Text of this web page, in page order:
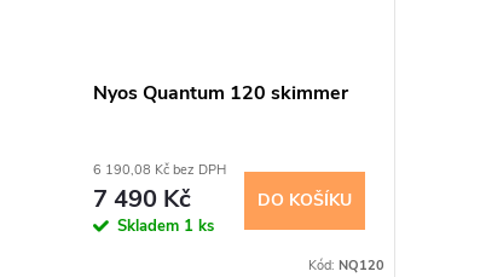
Nyos Quantum 120 skimmer
6 190,08 Kč bez DPH
7 490 Kč
Skladem 1 ks
DO KOŠÍKU
Kód: NQ120